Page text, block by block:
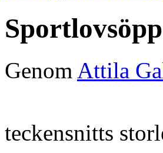
Genom Attila
teckensnitts